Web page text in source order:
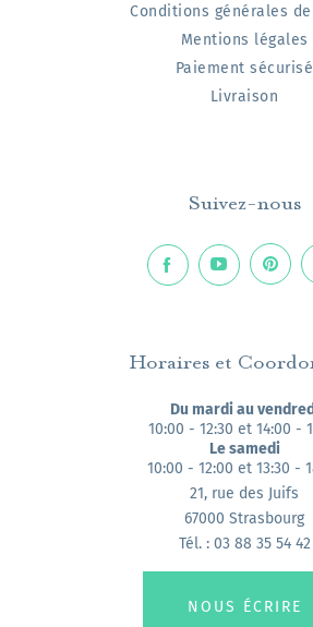
Conditions générales
Mentions légales
Paiement sécurisé
Livraison
Suivez-nous
Horaires et
Du mardi au
10:00 - 12:30 et 14:00 -
Le samedi
10:00 - 12:00 et 13:30 -
21, rue des Juifs
67000 Strasbourg
Tél. : 03 88 35 54 42
NOUS ÉCRIRE